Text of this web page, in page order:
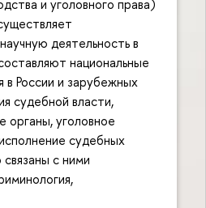
и уголовного права)
деятельность в
национальные
в России и зарубежных
судебной власти,
органы, уголовное
судебных
с ними